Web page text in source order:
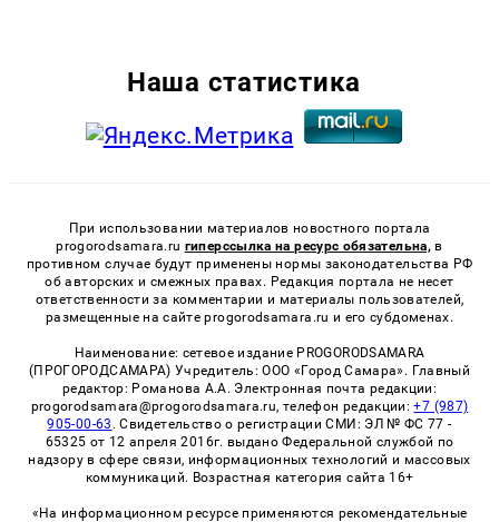
Наша статистика
При использовании материалов новостного портала
progorodsamara.ru гиперссылка на ресурс обязательна, в
противном случае будут применены нормы законодательства РФ
об авторских и смежных правах. Редакция портала не несет
ответственности за комментарии и материалы пользователей,
размещенные на сайте progorodsamara.ru и его субдоменах.
Наименование: сетевое издание PROGORODSAMARA
(ПРОГОРОДСАМАРА) Учредитель: ООО «Город Самара». Главный
редактор: Романова А.А. Электронная почта редакции:
progorodsamara@progorodsamara.ru, телефон редакции:+7 (987)
905-00-63 . Свидетельство о регистрации СМИ: ЭЛ № ФС 77 -
65325 от 12 апреля 2016г. выдано Федеральной службой по
надзору в сфере связи, информационных технологий и массовых
коммуникаций. Возрастная категория сайта 16+
«На информационном ресурсе применяются рекомендательные